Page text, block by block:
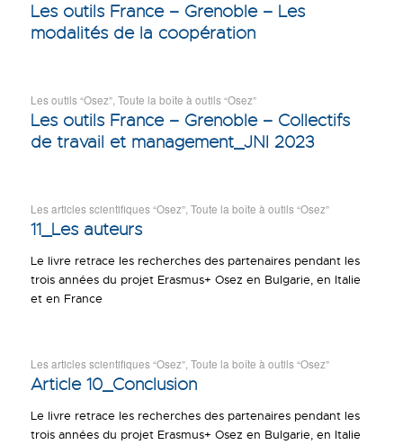
Les outils France – Grenoble – Les
modalités de la coopération
Les outils “Osez”, Toute la boîte à outils “Osez”
Les outils France – Grenoble – Collectifs
de travail et management_JNI 2023
Les articles scientifiques “Osez”, Toute la boîte à outils “Osez”
11_Les auteurs
Le livre retrace les recherches des partenaires pendant les
trois années du projet Erasmus+ Osez en Bulgarie, en Italie
et en France
Les articles scientifiques “Osez”, Toute la boîte à outils “Osez”
Article 10_Conclusion
Le livre retrace les recherches des partenaires pendant les
trois années du projet Erasmus+ Osez en Bulgarie, en Italie